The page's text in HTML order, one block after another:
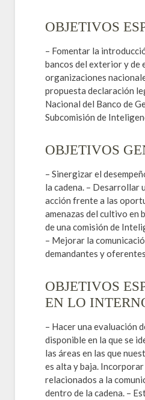
OBJETIVOS
– Fomentar la
bancos del exterior y de
organizaciones
propuesta declaración
Nacional del Banco de
Subcomisión de
OBJETIVOS
– Sinergizar el
la cadena. – Desarrollar
acción frente a las
amenazas del cultivo en
de una comisión de
– Mejorar la
demandantes y
OBJETIVOS
EN LO
– Hacer una evaluación
disponible en la que se
las áreas en las que
es alta y baja.
relacionados a la
dentro de la cadena. –